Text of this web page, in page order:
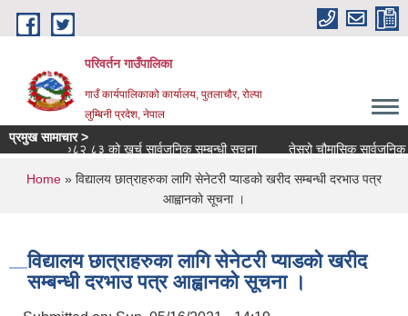
Skip to main content
परिवर्तन गाउँपालिका
गाउँ कार्यपालिकाको कार्यालय, पुतलाचौर, रोल्पा
लुम्बिनी प्रदेश, नेपाल
प्रमुख सामाचार >
वर्ष २०८२ ८३ को खर्च सार्वजनिक सम्बन्धी सूचना
तेस्रो चौमासिक सार्वजनिक
You are here
Home » विद्यालय छात्राहरुका लागि सेनेटरी प्याडको खरीद सम्बन्धी दरभाउ पत्र
आह्वानकाे सूचना ।
विद्यालय छात्राहरुका लागि सेनेटरी प्याडको खरीद
सम्बन्धी दरभाउ पत्र आह्वानकाे सूचना ।